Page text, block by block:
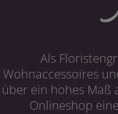
Als
Wohnaccessoires
über ein hohes Maß
Onlineshop